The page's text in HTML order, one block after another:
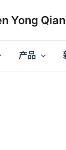
Yong
产品